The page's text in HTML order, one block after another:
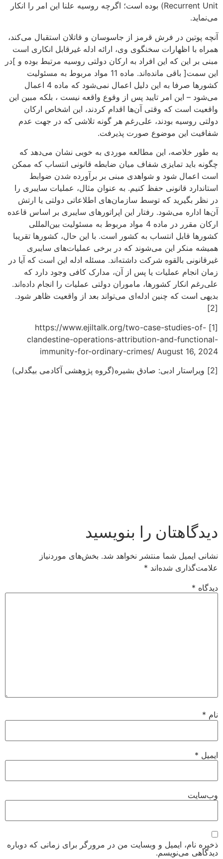
Recurrent Unit) بوده است؛ اگرچه روسیه علنا این امر را انکار
می‌نماید.
آنچه پوتین در فرش قرمز از جاسوسان و قاتلان استقبال می‌کند،
همراه با اظهارات سخنگوی وی، ارائه ادله غیرقابل انکاری است
مبنی بر این که این افراد به ارکان دولتی روسیه مرتبط بوده و ]در
این سمت[ باقی مانده‌اند. ماده 11 مواد مربوط به مسئولیت
کشورها صرفا به این دلیل اعمال نمی‌شود که ماده 4 اعمال
می‌شود – این امر تایید پس از وقوع واقعه نیست ، بلکه مبین این
واقعیت است که وقتی آن‌ها اقدام کردند، این اشخاص ارکان
دولتی روسیه بودند، علی‌رغم هر گونه تلاشی که در جهت عدم
شفافیت این موضوع صورت پذیرفت.
به طور خلاصه، این مطالعه موردی به خوبی نشان می‌دهد که
چگونه باید تمایزی شفاف میان ضابطه قانونی انتساب که ممکن
است اعمال شود و شواهدی مبنی بر برآورده شدن ضوابط
استاندارد قانونی حفظ کنیم. به عنوان مثال، عملیات سایبری را
در نظر بگیرید که توسط سازمان‌های اطلاعاتی دولتی یا ارتش
آن‌ها اداره می‌شود. رفتار این اپراتورهای سایبری بر اساس قاعده
ارکان مقرر در ماده 4 مواد مربوط به مسئولیت بین‌المللی
کشورها قابل انتساب به کشور است. با این حال، کشورها تقریبا
همیشه منکر این می‌شوند که در برخی عملیات‌های سایبری
غیرقانونی بالقوه شرکت داشته‌اند. مسئله ادله این است که آیا در
زمان انجام عملیات یا پس از آن، مدارک کافی وجود دارد که
علی‌رغم انکار کشورها، ماموران دولتی عملیات را انجام داده‌اند.
بدیهی است که چنین ادله‌ای می‌تواند بعد از واقعیت ظاهر شود.
[2]
[1] https://www.ejiltalk.org/two-case-studies-of-
clandestine-operations-attribution-and-functional-
immunity-for-ordinary-crimes/ August 16, 2024
[2] ویراستار ادبی: صادق بشیره(گروه پژوهشی آکادمی بیگدلی)
دیدگاهتان را بنویسید
نشانی ایمیل شما منتشر نخواهد شد. بخش‌های موردنیاز
علامت‌گذاری شده‌اند *
دیدگاه *
نام *
ایمیل *
وب‌سایت
ذخیره نام، ایمیل و وبسایت من در مرورگر برای زمانی که دوباره
دیدگاهی می‌نویسم.